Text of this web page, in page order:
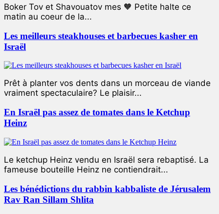
Boker Tov et Shavouatov mes 🧡 Petite halte ce
matin au coeur de la...
Les meilleurs steakhouses et barbecues kasher en
Israël
Prêt à planter vos dents dans un morceau de viande
vraiment spectaculaire? Le plaisir...
En Israël pas assez de tomates dans le Ketchup
Heinz
Le ketchup Heinz vendu en Israël sera rebaptisé. La
fameuse bouteille Heinz ne contiendrait...
Les bénédictions du rabbin kabbaliste de Jérusalem
Rav Ran Sillam Shlita